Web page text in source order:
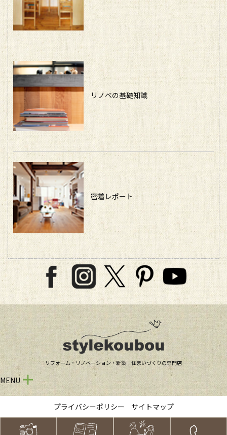
リノベの基礎知識
密着レポート
リフォーム・リノベーション・新築 住まいづくりの専門店
MENU
プライバシーポリシー サイトマップ